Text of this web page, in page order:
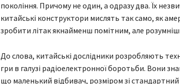
покоління. Причому не один, а одразу два. Їх
китайські конструктори мислять так само, як
зробити літак якнайменш помітним, але
До слова, китайські дослідники розробляють
гри в галузі радіоелектронної боротьби. Вони
що маленький відбивач, розміром зі